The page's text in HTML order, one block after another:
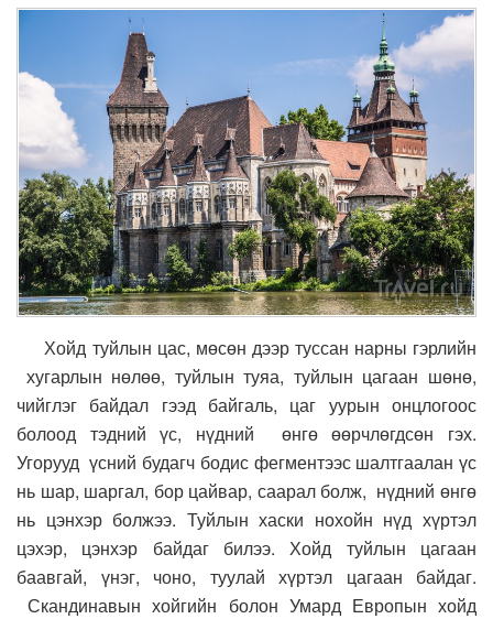
Хойд туйлын цас, мөсөн дээр туссан нарны гэрлийн
хугарлын нөлөө, туйлын туяа, туйлын цагаан шөнө,
чийглэг байдал гээд байгаль, цаг уурын онцлогоос
болоод тэдний үс, нүдний өнгө өөрчлөгдсөн гэх.
Угорууд үсний будагч бодис фегментээс шалтгаалан үс
нь шар, шаргал, бор цайвар, саарал болж, нүдний өнгө
нь цэнхэр болжээ. Туйлын хаски нохойн нүд хүртэл
цэхэр, цэнхэр байдаг билээ. Хойд туйлын цагаан
баавгай, үнэг, чоно, туулай хүртэл цагаан байдаг.
Скандинавын хойгийн болон Умард Европын хойд